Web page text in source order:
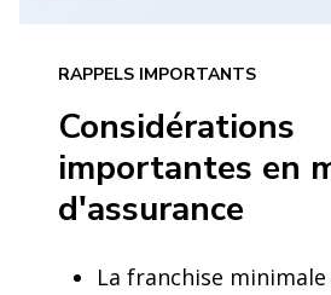
RAPPELS IMPORTANTS
Considérations
importantes en
d'assurance
La franchise minimale